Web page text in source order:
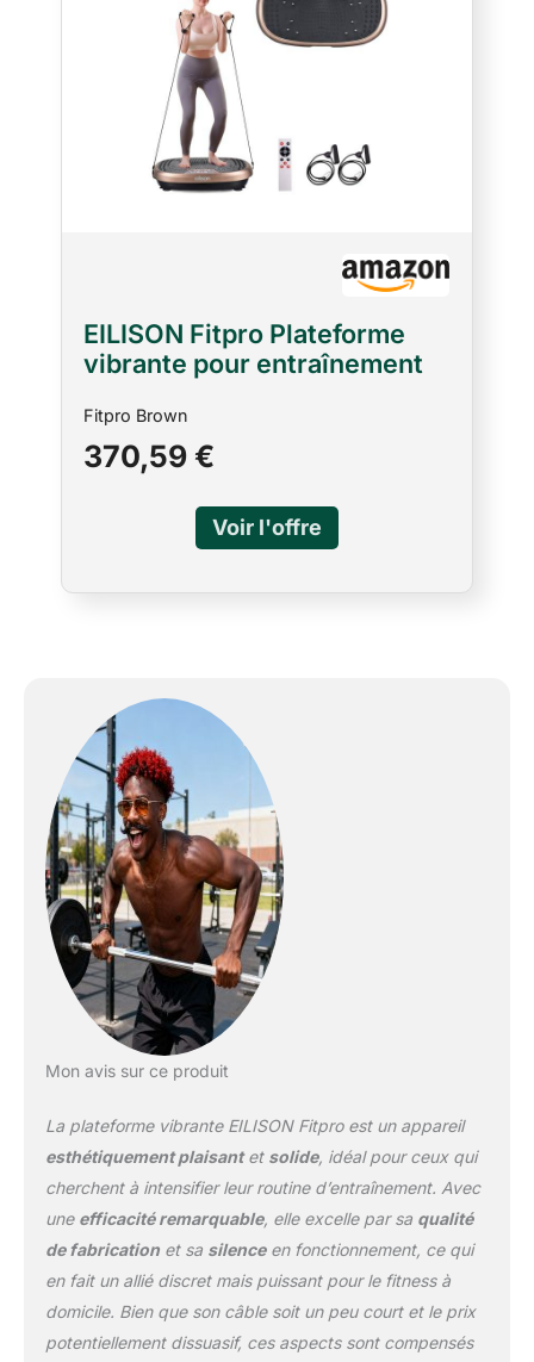
EILISON Fitpro Plateforme
vibrante pour entraînement
Fitpro Brown
370,59 €
Mon avis sur ce produit
La plateforme vibrante EILISON Fitpro est un appareil
esthétiquement plaisantet solide, idéal pour ceux qui
cherchent à intensifier leur routine d’entraînement. Avec
une efficacité remarquable, elle excelle par sa qualité
de fabricationet sa silenceen fonctionnement, ce qui
en fait un allié discret mais puissant pour le fitness à
domicile. Bien que son câble soit un peu court et le prix
potentiellement dissuasif, ces aspects sont compensés